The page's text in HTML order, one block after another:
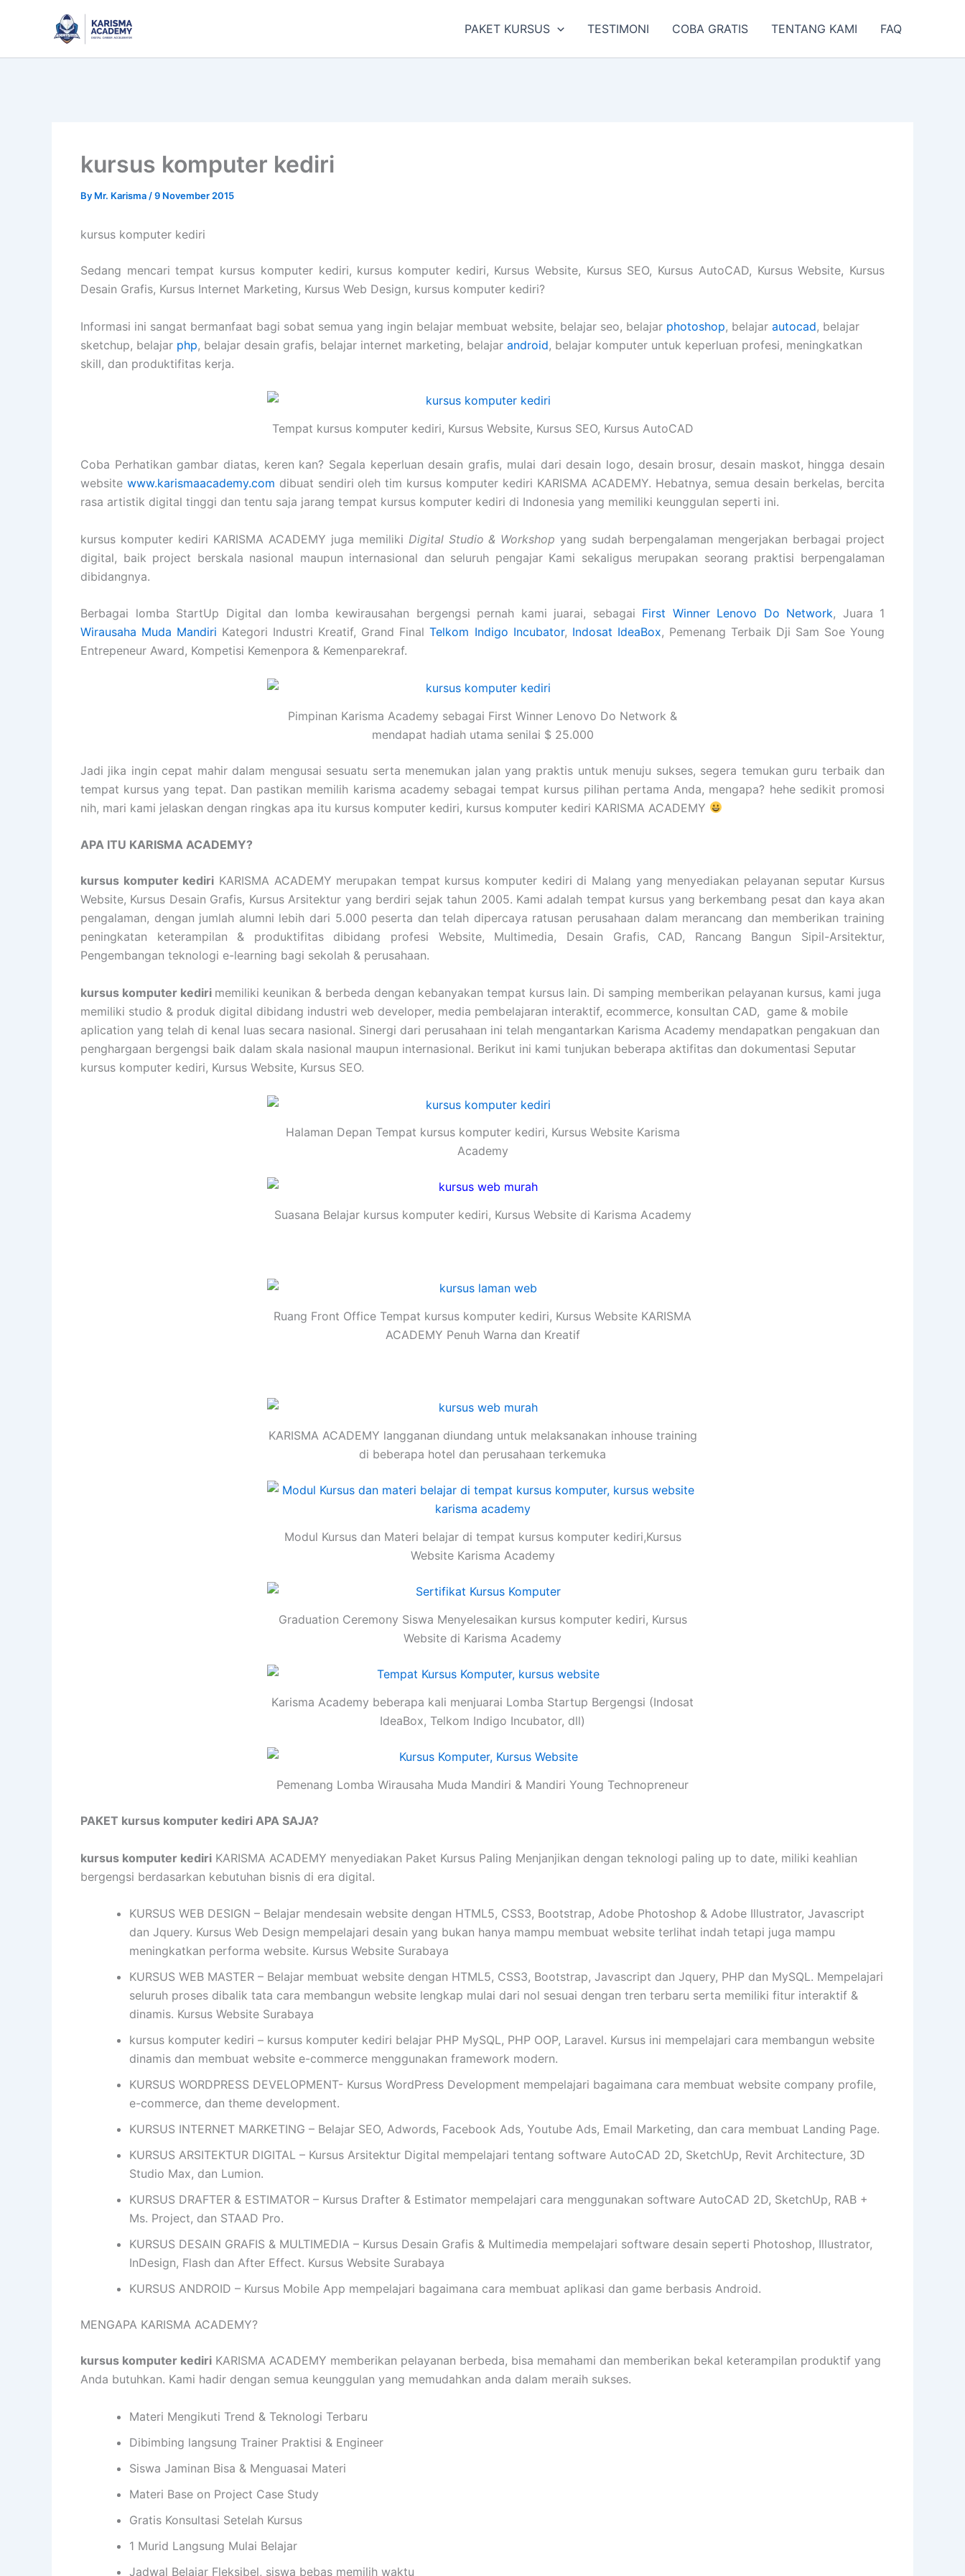
PAKET KURSUS TESTIMONI COBA GRATIS TENTANG KAMI FAQ
kursus komputer kediri
By Mr. Karisma /9 November 2015
kursus komputer kediri
Sedang mencari tempat kursus komputer kediri, kursus komputer kediri, Kursus Website, Kursus SEO, Kursus AutoCAD, Kursus Website, Kursus
Desain Grafis, Kursus Internet Marketing, Kursus Web Design, kursus komputer kediri?
Informasi ini sangat bermanfaat bagi sobat semua yang ingin belajar membuat website, belajar seo, belajar photoshop, belajar autocad, belajar
sketchup, belajar php, belajar desain grafis, belajar internet marketing, belajar android, belajar komputer untuk keperluan profesi, meningkatkan
skill, dan produktifitas kerja.
Tempat kursus komputer kediri, Kursus Website, Kursus SEO, Kursus AutoCAD
Coba Perhatikan gambar diatas, keren kan? Segala keperluan desain grafis, mulai dari desain logo, desain brosur, desain maskot, hingga desain
website www.karismaacademy.com dibuat sendiri oleh tim kursus komputer kediri KARISMA ACADEMY. Hebatnya, semua desain berkelas, bercita
rasa artistik digital tinggi dan tentu saja jarang tempat kursus komputer kediri di Indonesia yang memiliki keunggulan seperti ini.
kursus komputer kediri KARISMA ACADEMY juga memiliki Digital Studio & Workshop yang sudah berpengalaman mengerjakan berbagai project
digital, baik project berskala nasional maupun internasional dan seluruh pengajar Kami sekaligus merupakan seorang praktisi berpengalaman
dibidangnya.
Berbagai lomba StartUp Digital dan lomba kewirausahan bergengsi pernah kami juarai, sebagai First Winner Lenovo Do Network, Juara 1
Wirausaha Muda Mandiri Kategori Industri Kreatif, Grand FinalTelkom Indigo Incubator, Indosat IdeaBox, Pemenang Terbaik Dji Sam Soe Young
Entrepeneur Award, Kompetisi Kemenpora & Kemenparekraf.
Pimpinan Karisma Academy sebagai First Winner Lenovo Do Network &
mendapat hadiah utama senilai $ 25.000
Jadi jika ingin cepat mahir dalam mengusai sesuatu serta menemukan jalan yang praktis untuk menuju sukses, segera temukan guru terbaik dan
tempat kursus yang tepat. Dan pastikan memilih karisma academy sebagai tempat kursus pilihan pertama Anda, mengapa? hehe sedikit promosi
nih, mari kami jelaskan dengan ringkas apa itu kursus komputer kediri, kursus komputer kediri KARISMA ACADEMY
APA ITU KARISMA ACADEMY?
kursus komputer kediri KARISMA ACADEMY merupakan tempat kursus komputer kediri di Malang yang menyediakan pelayanan seputar Kursus
Website, Kursus Desain Grafis, Kursus Arsitektur yang berdiri sejak tahun 2005. Kami adalah tempat kursus yang berkembang pesat dan kaya akan
pengalaman, dengan jumlah alumni lebih dari 5.000 peserta dan telah dipercaya ratusan perusahaan dalam merancang dan memberikan training
peningkatan keterampilan & produktifitas dibidang profesi Website, Multimedia, Desain Grafis, CAD, Rancang Bangun Sipil-Arsitektur,
Pengembangan teknologi e-learning bagi sekolah & perusahaan.
kursus komputer kediri memiliki keunikan & berbeda dengan kebanyakan tempat kursus lain. Di samping memberikan pelayanan kursus, kami juga
memiliki studio & produk digital dibidang industri web developer, media pembelajaran interaktif, ecommerce, konsultan CAD, game & mobile
aplication yang telah di kenal luas secara nasional. Sinergi dari perusahaan ini telah mengantarkan Karisma Academy mendapatkan pengakuan dan
penghargaan bergengsi baik dalam skala nasional maupun internasional. Berikut ini kami tunjukan beberapa aktifitas dan dokumentasi Seputar
kursus komputer kediri, Kursus Website, Kursus SEO.
Halaman Depan Tempat kursus komputer kediri, Kursus Website Karisma
Academy
Suasana Belajar kursus komputer kediri, Kursus Website di Karisma Academy
Ruang Front Office Tempat kursus komputer kediri, Kursus Website KARISMA
ACADEMY Penuh Warna dan Kreatif
KARISMA ACADEMY langganan diundang untuk melaksanakan inhouse training
di beberapa hotel dan perusahaan terkemuka
Modul Kursus dan Materi belajar di tempat kursus komputer kediri,Kursus
Website Karisma Academy
Graduation Ceremony Siswa Menyelesaikan kursus komputer kediri, Kursus
Website di Karisma Academy
Karisma Academy beberapa kali menjuarai Lomba Startup Bergengsi (Indosat
IdeaBox, Telkom Indigo Incubator, dll)
Pemenang Lomba Wirausaha Muda Mandiri & Mandiri Young Technopreneur
PAKET kursus komputer kediri APA SAJA?
kursus komputer kediri KARISMA ACADEMY menyediakan Paket Kursus Paling Menjanjikan dengan teknologi paling up to date, miliki keahlian
bergengsi berdasarkan kebutuhan bisnis di era digital.
KURSUS WEB DESIGN – Belajar mendesain website dengan HTML5, CSS3, Bootstrap, Adobe Photoshop & Adobe Illustrator, Javascript
dan Jquery. Kursus Web Design mempelajari desain yang bukan hanya mampu membuat website terlihat indah tetapi juga mampu
meningkatkan performa website. Kursus Website Surabaya
KURSUS WEB MASTER – Belajar membuat website dengan HTML5, CSS3, Bootstrap, Javascript dan Jquery, PHP dan MySQL. Mempelajari
seluruh proses dibalik tata cara membangun website lengkap mulai dari nol sesuai dengan tren terbaru serta memiliki fitur interaktif &
dinamis. Kursus Website Surabaya
kursus komputer kediri – kursus komputer kediri belajar PHP MySQL, PHP OOP, Laravel. Kursus ini mempelajari cara membangun website
dinamis dan membuat website e-commerce menggunakan framework modern.
KURSUS WORDPRESS DEVELOPMENT- Kursus WordPress Development mempelajari bagaimana cara membuat website company profile,
e-commerce, dan theme development.
KURSUS INTERNET MARKETING – Belajar SEO, Adwords, Facebook Ads, Youtube Ads, Email Marketing, dan cara membuat Landing Page.
KURSUS ARSITEKTUR DIGITAL – Kursus Arsitektur Digital mempelajari tentang software AutoCAD 2D, SketchUp, Revit Architecture, 3D
Studio Max, dan Lumion.
KURSUS DRAFTER & ESTIMATOR – Kursus Drafter & Estimator mempelajari cara menggunakan software AutoCAD 2D, SketchUp, RAB +
Ms. Project, dan STAAD Pro.
KURSUS DESAIN GRAFIS & MULTIMEDIA – Kursus Desain Grafis & Multimedia mempelajari software desain seperti Photoshop, Illustrator,
InDesign, Flash dan After Effect. Kursus Website Surabaya
KURSUS ANDROID – Kursus Mobile App mempelajari bagaimana cara membuat aplikasi dan game berbasis Android.
MENGAPA KARISMA ACADEMY?
kursus komputer kediri KARISMA ACADEMY memberikan pelayanan berbeda, bisa memahami dan memberikan bekal keterampilan produktif yang
Anda butuhkan. Kami hadir dengan semua keunggulan yang memudahkan anda dalam meraih sukses.
Materi Mengikuti Trend & Teknologi Terbaru
Dibimbing langsung Trainer Praktisi & Engineer
Siswa Jaminan Bisa & Menguasai Materi
Materi Base on Project Case Study
Gratis Konsultasi Setelah Kursus
1 Murid Langsung Mulai Belajar
Jadwal Belajar Fleksibel, siswa bebas memilih waktu